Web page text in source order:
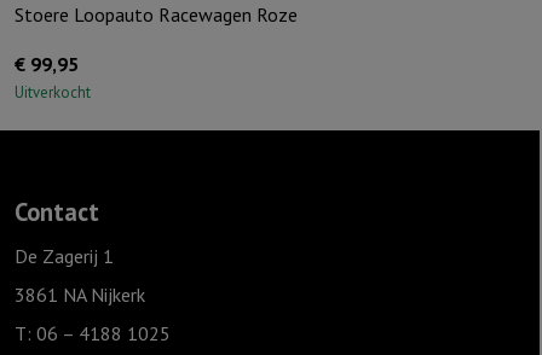
Stoere Loopauto Racewagen Roze
€ 99,95
Uitverkocht
Contact
De Zagerij 1
3861 NA Nijkerk
T: 06 – 4188 1025